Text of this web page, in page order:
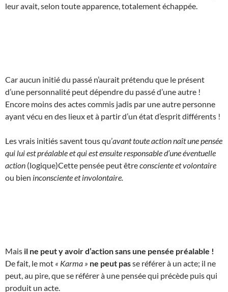
leur avait, selon toute apparence, totalement échappée.
Car aucun initié du passé n’aurait prétendu que le présent
d’une personnalité peut dépendre du passé d’une autre !
Encore moins des actes commis jadis par une autre personne
ayant vécu en des lieux et à partir d’un état d’esprit différents !
Les vrais initiés savent tous qu’avant toute action naît une pensée
qui lui est préalable et qui est ensuite responsable d’une éventuelle
action (logique)Cette pensée peut êtreconsciente et volontaire
ou bien inconsciente et involontaire.
Mais il ne peut y avoir d’action sans une pensée préalable !
De fait, le mot « Karma » ne peut passe référer à un acte; il ne
peut, au pire, que se référer à une pensée qui précède puis qui
produit un acte.